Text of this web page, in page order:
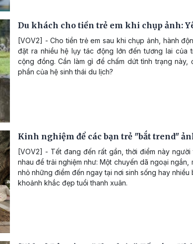
Du khách cho tiền trẻ em khi chụp ảnh:
[VOV2] - Cho tiền trẻ em sau khi chụp ảnh, hành
đặt ra nhiều hệ lụy tác động lớn đến tương lai của
cộng đồng. Cần làm gì để chấm dứt tình trạng này,
phần của hệ sinh thái du lịch?
Kinh nghiệm để các bạn trẻ "bắt trend"
[VOV2] - Tết đang đến rất gần, thời điểm này
nhau để trải nghiệm như: Một chuyến dã ngoại ngắn,
nhỏ những điểm đến ngay tại nơi sinh sống hay
khoảnh khắc đẹp tuổi thanh xuân.